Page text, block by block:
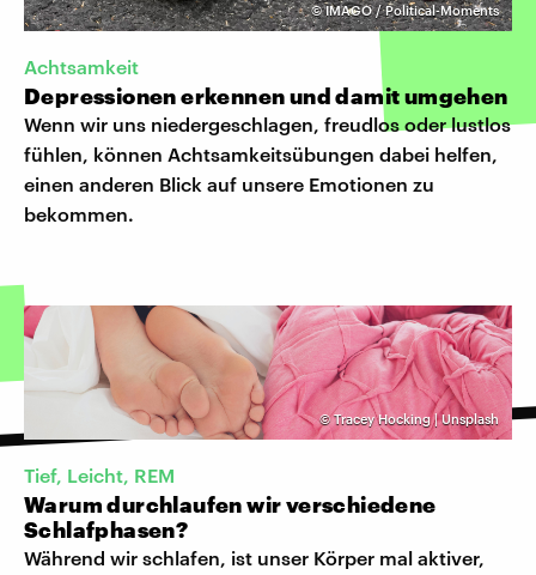
©IMAGO / Political-Moments
Achtsamkeit
Depressionen erkennen und damit umgehen
Wenn wir uns niedergeschlagen, freudlos oder lustlos
fühlen, können Achtsamkeitsübungen dabei helfen,
einen anderen Blick auf unsere Emotionen zu
bekommen.
©Tracey Hocking | Unsplash
Tief, Leicht, REM
Warum durchlaufen wir verschiedene
Schlafphasen?
Während wir schlafen, ist unser Körper mal aktiver,